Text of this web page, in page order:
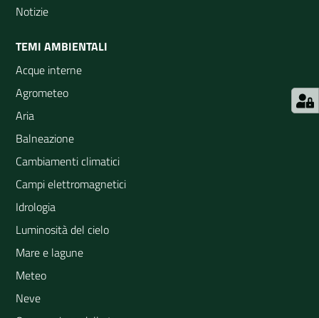
Notizie
TEMI AMBIENTALI
Acque interne
Agrometeo
Aria
Balneazione
Cambiamenti climatici
Campi elettromagnetici
Idrologia
Luminosità del cielo
Mare e lagune
Meteo
Neve